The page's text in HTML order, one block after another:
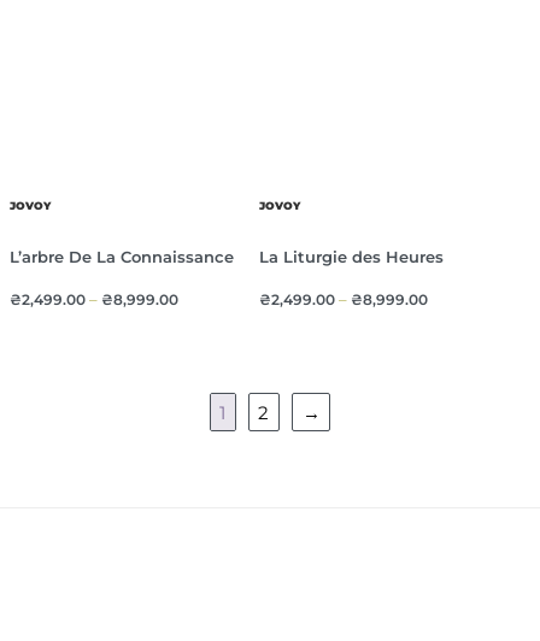
JOVOY
L’arbre De La Connaissance
₴2,499.00– ₴8,999.00
JOVOY
La Liturgie des Heures
₴2,499.00 – ₴8,999.00
1 2 →